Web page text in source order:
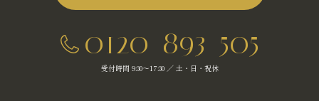
0120-893-505
受付時間 9:30～17:30 ／ 土・日・祝休